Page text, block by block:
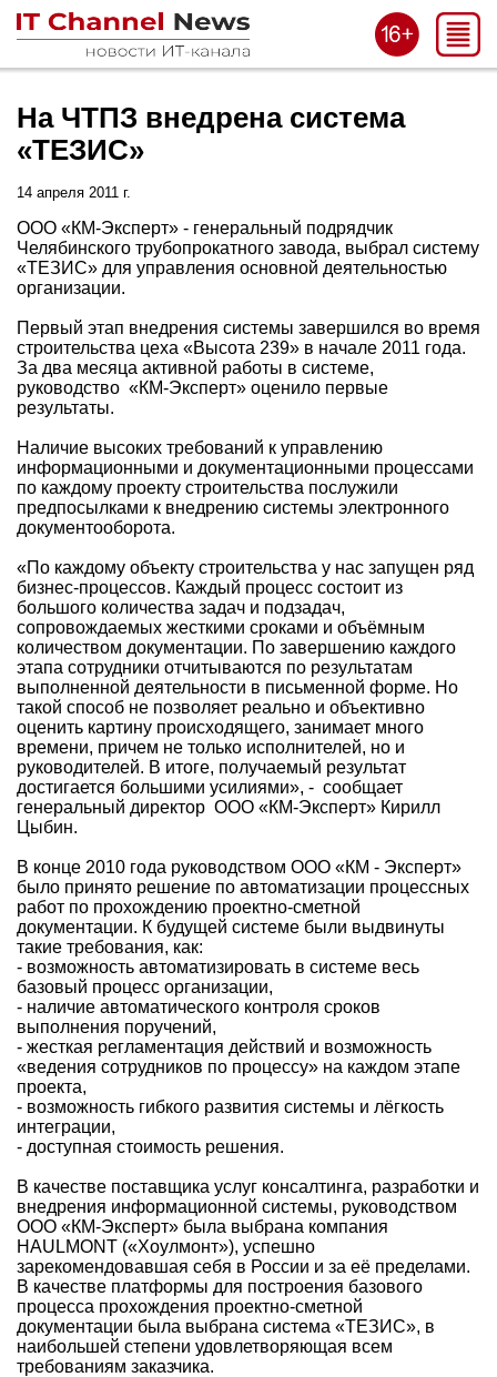
На ЧТПЗ внедрена система
«ТЕЗИС»
14 апреля 2011 г.
ООО «КМ-Эксперт» - генеральный подрядчик
Челябинского трубопрокатного завода, выбрал систему
«ТЕЗИС» для управления основной деятельностью
организации.
Первый этап внедрения системы завершился во время
строительства цеха «Высота 239» в начале 2011 года.
За два месяца активной работы в системе,
руководство «КМ-Эксперт» оценило первые
результаты.
Наличие высоких требований к управлению
информационными и документационными процессами
по каждому проекту строительства послужили
предпосылками к внедрению системы электронного
документооборота.
«По каждому объекту строительства у нас запущен ряд
бизнес-процессов. Каждый процесс состоит из
большого количества задач и подзадач,
сопровождаемых жесткими сроками и объёмным
количеством документации. По завершению каждого
этапа сотрудники отчитываются по результатам
выполненной деятельности в письменной форме. Но
такой способ не позволяет реально и объективно
оценить картину происходящего, занимает много
времени, причем не только исполнителей, но и
руководителей. В итоге, получаемый результат
достигается большими усилиями», - сообщает
генеральный директор ООО «КМ-Эксперт» Кирилл
Цыбин.
В конце 2010 года руководством ООО «КМ - Эксперт»
было принято решение по автоматизации процессных
работ по прохождению проектно-сметной
документации. К будущей системе были выдвинуты
такие требования, как:
- возможность автоматизировать в системе весь
базовый процесс организации,
- наличие автоматического контроля сроков
выполнения поручений,
- жесткая регламентация действий и возможность
«ведения сотрудников по процессу» на каждом этапе
проекта,
- возможность гибкого развития системы и лёгкость
интеграции,
- доступная стоимость решения.
В качестве поставщика услуг консалтинга, разработки и
внедрения информационной системы, руководством
ООО «КМ-Эксперт» была выбрана компания
HAULMONT («Хоулмонт»), успешно
зарекомендовавшая себя в России и за её пределами.
В качестве платформы для построения базового
процесса прохождения проектно-сметной
документации была выбрана система «ТЕЗИС», в
наибольшей степени удовлетворяющая всем
требованиям заказчика.